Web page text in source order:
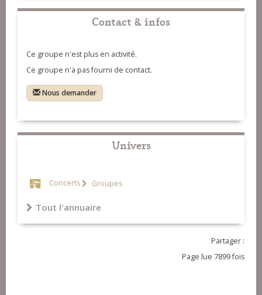
Contact & infos
Ce groupe n'est plus en activité.
Ce groupe n'a pas fourni de contact.
Nous demander
Univers
Concerts Groupes
Tout l'annuaire
Partager :
Page lue 7899 fois